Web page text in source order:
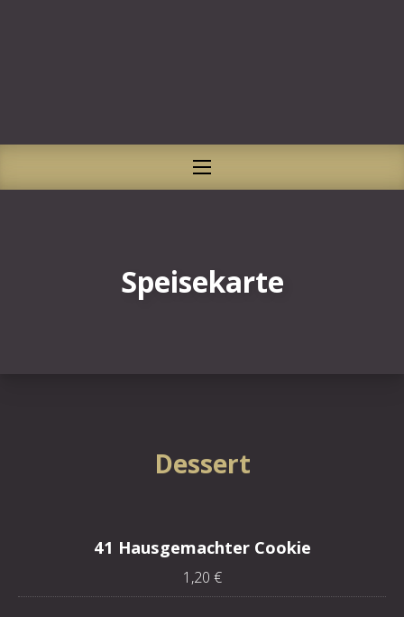
NAVIGATION
Speisekarte
Dessert
41 Hausgemachter Cookie
1,20 €